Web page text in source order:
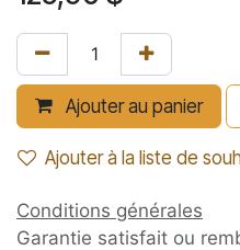
Ajouter au panier
Ajouter à la liste de
Conditions générales
Garantie satisfait ou